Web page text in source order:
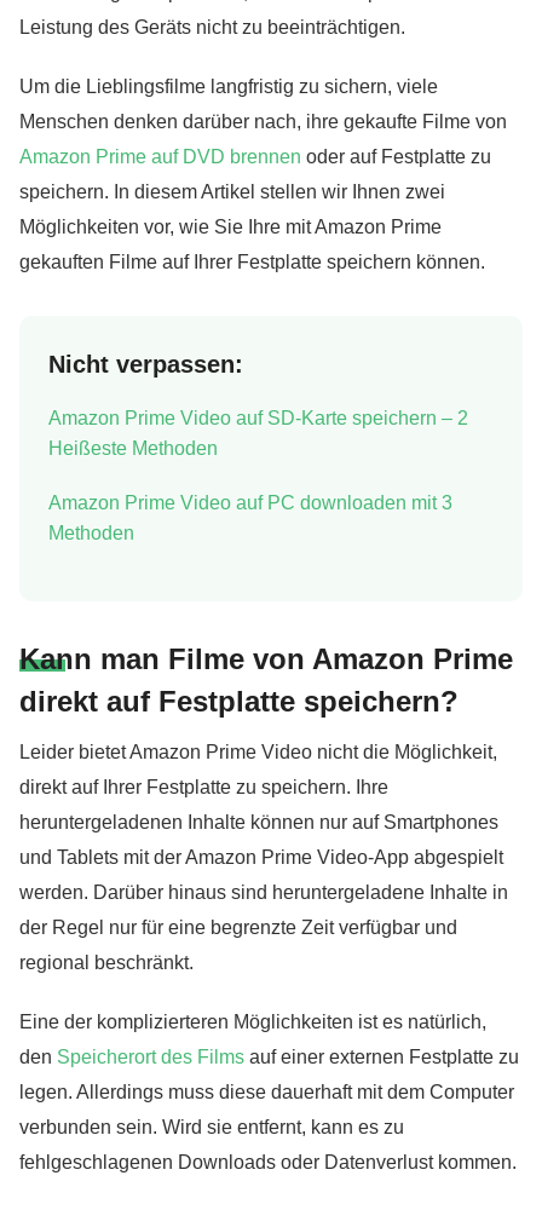
Leistung des Geräts nicht zu beeinträchtigen.
Um die Lieblingsfilme langfristig zu sichern, viele
Menschen denken darüber nach, ihre gekaufte Filme von
Amazon Prime auf DVD brennen oder auf Festplatte zu
speichern. In diesem Artikel stellen wir Ihnen zwei
Möglichkeiten vor, wie Sie Ihre mit Amazon Prime
gekauften Filme auf Ihrer Festplatte speichern können.
Nicht verpassen:
Amazon Prime Video auf SD-Karte speichern – 2
Heißeste Methoden
Amazon Prime Video auf PC downloaden mit 3
Methoden
Kann man Filme von Amazon Prime
direkt auf Festplatte speichern?
Leider bietet Amazon Prime Video nicht die Möglichkeit,
direkt auf Ihrer Festplatte zu speichern. Ihre
heruntergeladenen Inhalte können nur auf Smartphones
und Tablets mit der Amazon Prime Video-App abgespielt
werden. Darüber hinaus sind heruntergeladene Inhalte in
der Regel nur für eine begrenzte Zeit verfügbar und
regional beschränkt.
Eine der komplizierteren Möglichkeiten ist es natürlich,
den Speicherort des Filmsauf einer externen Festplatte zu
legen. Allerdings muss diese dauerhaft mit dem Computer
verbunden sein. Wird sie entfernt, kann es zu
fehlgeschlagenen Downloads oder Datenverlust kommen.